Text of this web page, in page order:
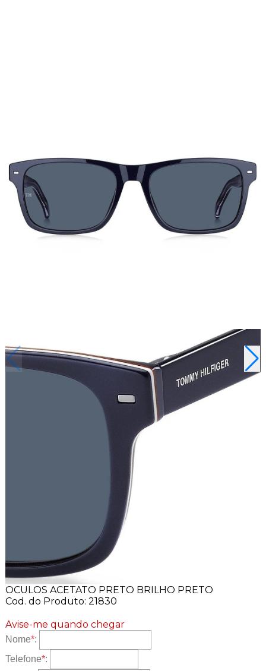
OCULOS ACETATO PRETO BRILHO PRETO
Cod. do Produto: 21830
Avise-me quando chegar
Nome*:
Telefone*: